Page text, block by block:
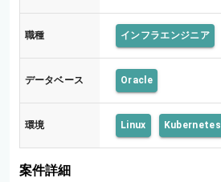
職種 インフラエンジニア
データベース Oracle
環境 Linux Kubernetes
案件詳細